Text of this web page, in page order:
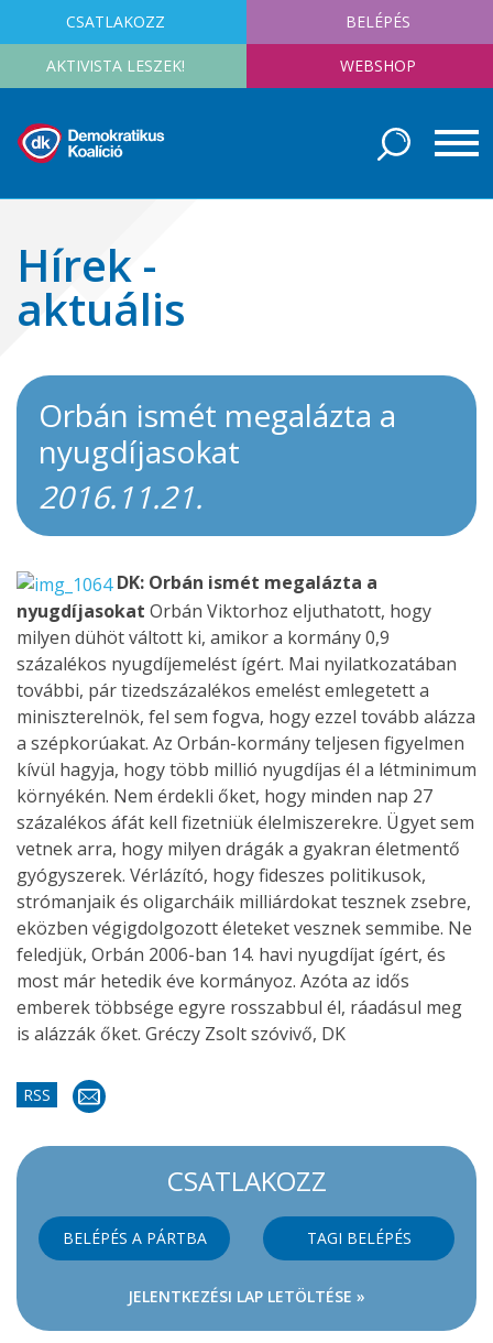
CSATLAKOZZ BELÉPÉS
AKTIVISTA LESZEK! WEBSHOP
Hírek -
aktuális
Orbán ismét megalázta a
nyugdíjasokat
2016.11.21.
DK: Orbán ismét megalázta a
nyugdíjasokat Orbán Viktorhoz eljuthatott, hogy
milyen dühöt váltott ki, amikor a kormány 0,9
százalékos nyugdíjemelést ígért. Mai nyilatkozatában
további, pár tizedszázalékos emelést emlegetett a
miniszterelnök, fel sem fogva, hogy ezzel tovább alázza
a szépkorúakat. Az Orbán-kormány teljesen figyelmen
kívül hagyja, hogy több millió nyugdíjas él a létminimum
környékén. Nem érdekli őket, hogy minden nap 27
százalékos áfát kell fizetniük élelmiszerekre. Ügyet sem
vetnek arra, hogy milyen drágák a gyakran életmentő
gyógyszerek. Vérlázító, hogy fideszes politikusok,
strómanjaik és oligarcháik milliárdokat tesznek zsebre,
eközben végigdolgozott életeket vesznek semmibe. Ne
feledjük, Orbán 2006-ban 14. havi nyugdíjat ígért, és
most már hetedik éve kormányoz. Azóta az idős
emberek többsége egyre rosszabbul él, ráadásul meg
is alázzák őket. Gréczy Zsolt szóvivő, DK
RSS
CSATLAKOZZ
BELÉPÉS A PÁRTBA TAGI BELÉPÉS
JELENTKEZÉSI LAP LETÖLTÉSE »